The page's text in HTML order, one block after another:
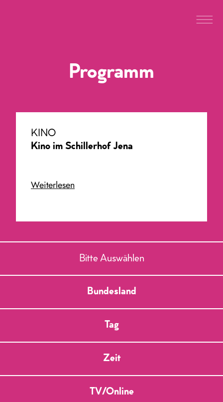
Programm
KINO
Kino im Schillerhof Jena
Weiterlesen
Bitte Auswählen
Bundesland
Tag
Zeit
TV/Online